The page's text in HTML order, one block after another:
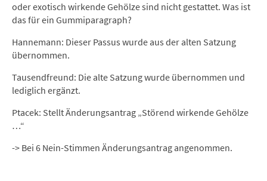
oder exotisch wirkende Gehölze sind nicht gestattet. Was ist
das für ein Gummiparagraph?
Hannemann: Dieser Passus wurde aus der alten Satzung
übernommen.
Tausendfreund: Die alte Satzung wurde übernommen und
lediglich ergänzt.
Ptacek: Stellt Änderungsantrag „Störend wirkende Gehölze
…“
-> Bei 6 Nein-Stimmen Änderungsantrag angenommen.